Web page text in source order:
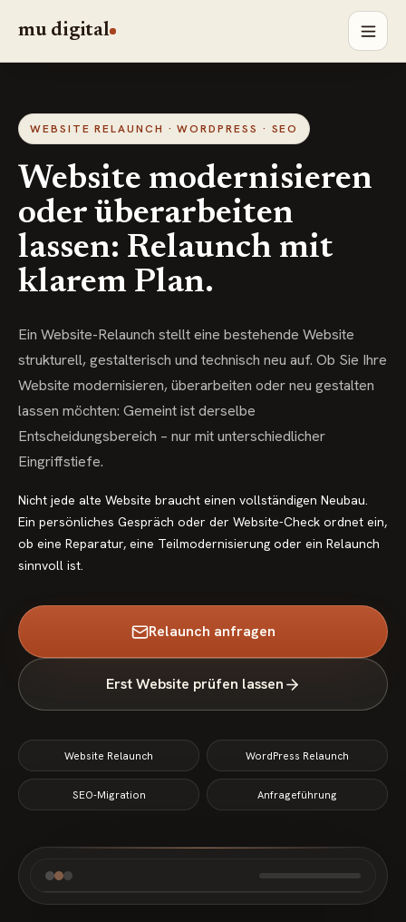
mu digital
WEBSITE RELAUNCH · WORDPRESS · SEO
Website modernisieren
oder überarbeiten
lassen: Relaunch mit
klarem Plan.
Ein Website-Relaunch stellt eine bestehende Website
strukturell, gestalterisch und technisch neu auf. Ob Sie Ihre
Website modernisieren, überarbeiten oder neu gestalten
lassen möchten: Gemeint ist derselbe
Entscheidungsbereich – nur mit unterschiedlicher
Eingriffstiefe.
Nicht jede alte Website braucht einen vollständigen Neubau.
Ein persönliches Gespräch oder der Website-Check ordnet ein,
ob eine Reparatur, eine Teilmodernisierung oder ein Relaunch
sinnvoll ist.
Relaunch anfragen
Erst Website prüfen lassen
Website Relaunch WordPress Relaunch
SEO-Migration Anfrageführung